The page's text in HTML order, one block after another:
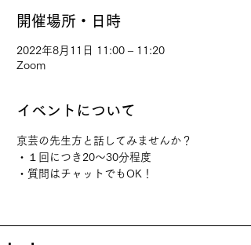
開催場所・日時
2022年8月11日 11:00 – 11:20
Zoom
イベントについて
京芸の先生方と話してみませんか？
・１回につき20～30分程度
・質問はチャットでもOK！